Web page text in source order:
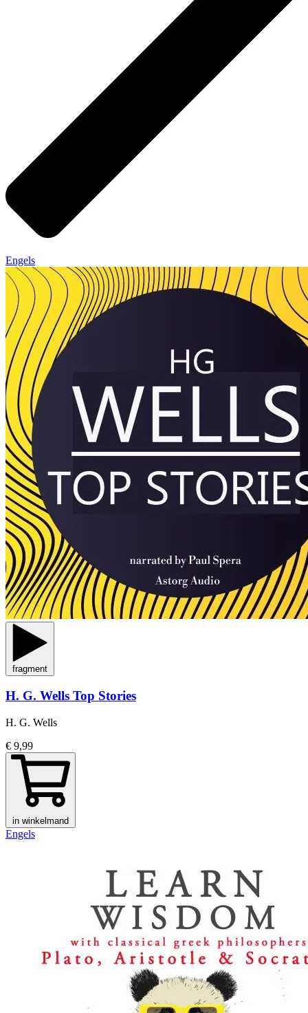
Engels
fragment
H. G. Wells Top Stories
H. G. Wells
€ 9,99
in winkelmand
Engels